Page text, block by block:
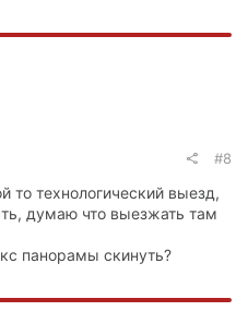
#8
то технологический выезд,
думаю что выезжать там
панорамы скинуть?